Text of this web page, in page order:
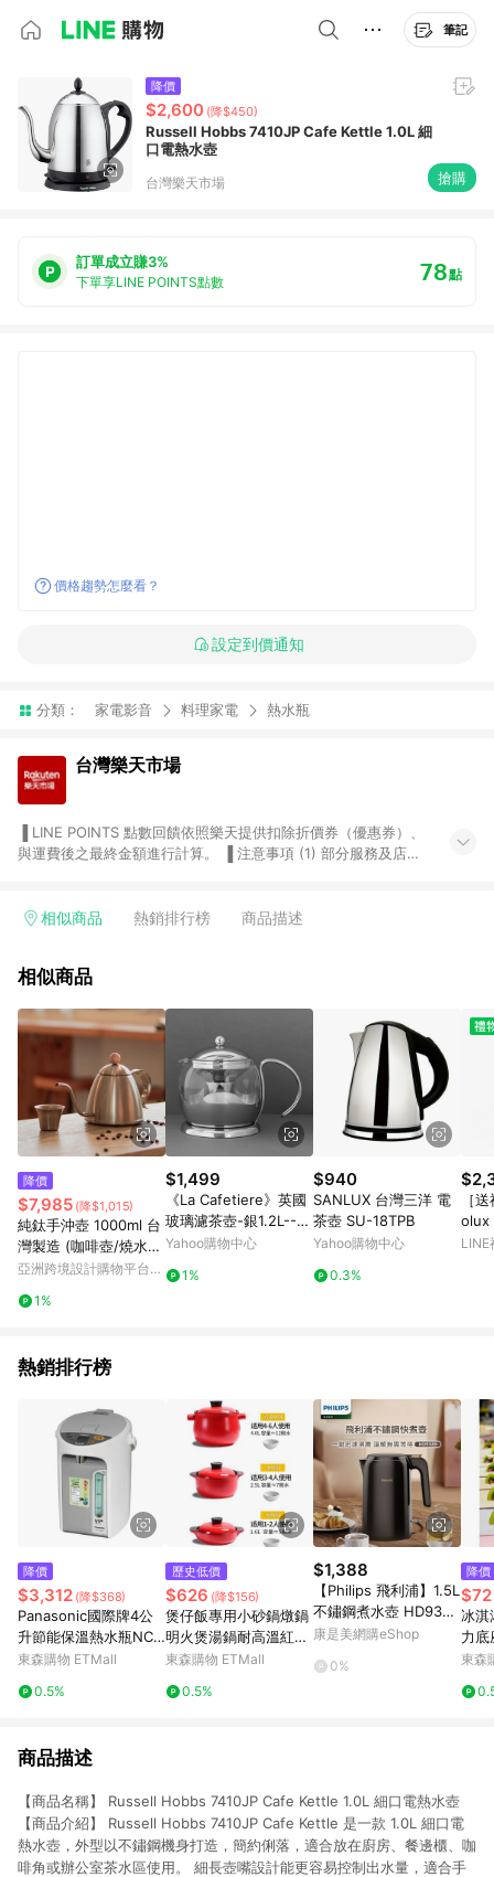
筆記
降價
$2,600 (降$450)
Russell Hobbs 7410JP Cafe Kettle 1.0L 細
口電熱水壺
台灣樂天市場 搶購
訂單成立賺3%
下單享LINE POINTS點數 78點
價格趨勢怎麼看？
設定到價通知
分類： 家電影音 料理家電 熱水瓶
台灣樂天市場
與運費後之最終金額進行計算。 ▐ 注意事項 (1) 部分服務及店家
Smart mobile、神腦生活、JS巨盛、樂天KOBO電子書，請詳閱
台灣樂天市場，並在同一瀏覽器於24小時內結帳，才享有 LINE
市場 45 天內完成訂單出貨及結帳，則不符合贈點資格。 (4) 如
使用APP、或中途瀏覽比價網、回饋網、Google等其他網頁、或
由網頁版(電腦版/手機版網頁)切換為App都將會造成追蹤中斷而
無法進行 LINE POINTS 回饋。 (5) LINE 購物為購物資訊整合性
平台，商品資料更新會有時間差，如顯示之商品規格、顏色、價
位、贈品與台灣樂天市場銷售網頁不符，以銷售網頁標示為準。
(6) 導購訂單已逾 365 天，根據台灣樂天回饋規定，逾期訂單將
點數回饋或點數回饋有爭議，台灣樂天市場保有更改條款與法律
追訴之權利，活動詳情以樂天市場網站公告為準。
相似商品 熱銷排行榜 商品描述
相似商品
降價
$7,985 (降$1,015)
純鈦手沖壺 1000ml 台
灣製造 (咖啡壺/燒水
壺/煮水壺)
亞洲跨境設計購物平台
1%
$1,499
《La Cafetiere》英國
玻璃濾茶壺-銀1.2L--
泡茶 下午茶 茶具
Yahoo購物中心
1%
$940
SANLUX 台灣三洋 電
茶壺 SU-18TPB
Yahoo購物中心
0.3%
［
olux
ate
LINE
熱銷排行榜
降價
$3,312 (降$368)
Panasonic國際牌4公
升節能保溫熱水瓶NC-
HU401P
東森購物 ETMall
0.5%
歷史低價
$626 (降$156)
煲仔飯專用小砂鍋燉鍋
明火煲湯鍋耐高溫紅色
湯煲煮粥陶瓷家用燃氣
東森購物 ETMall
0.5%
$1,388
【Philips 飛利浦】1.5L
不鏽鋼煮水壺 HD938
9/80_廠商直送
康是美網購eShop
0%
降價
$72
冰淇
力底
筒支
東森
商品描述
【商品名稱】 Russell Hobbs 7410JP Cafe Kettle 1.0L 細口電熱水壺
【商品介紹】 Russell Hobbs 7410JP Cafe Kettle 是一款 1.0L 細口電
熱水壺，外型以不鏽鋼機身打造，簡約俐落，適合放在廚房、餐邊櫃、咖
啡角或辦公室茶水區使用。 細長壺嘴設計能更容易控制出水量，適合手